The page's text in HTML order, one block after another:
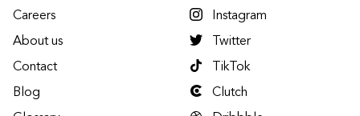
Careers
About us
Contact
Blog
Instagram
Twitter
TikTok
Clutch